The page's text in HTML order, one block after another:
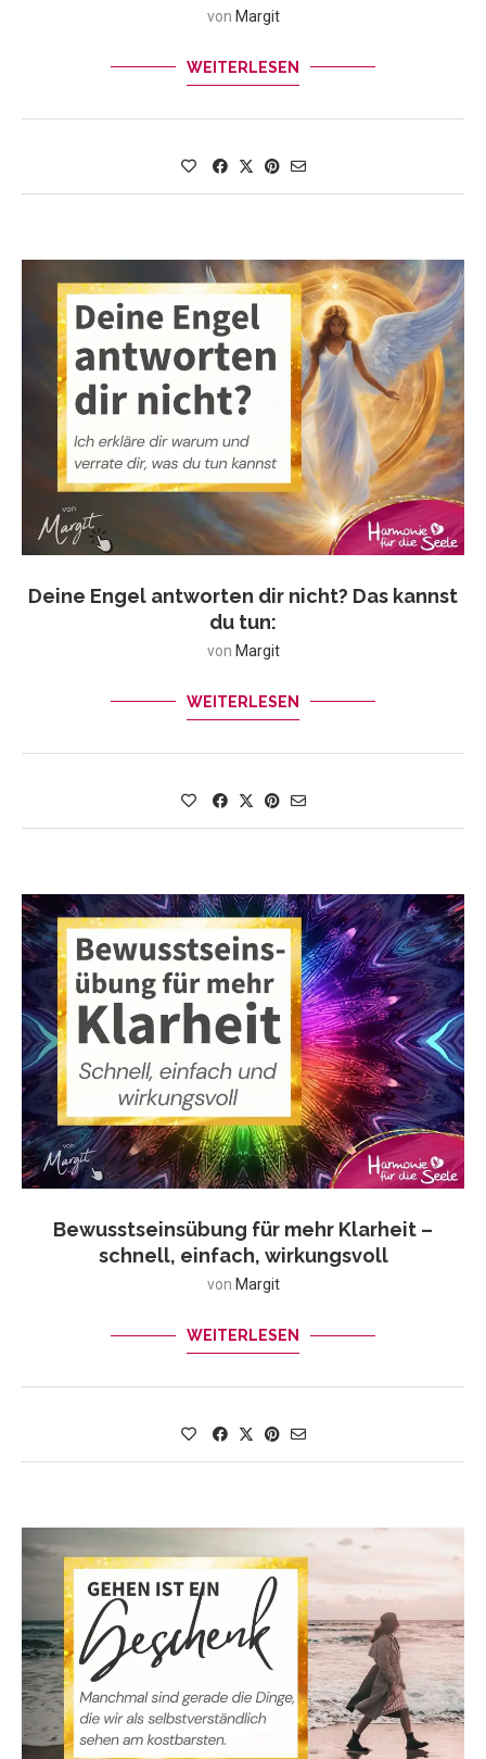
von Margit
WEITERLESEN
Deine Engel antworten dir nicht? Das kannst
du tun:
von Margit
WEITERLESEN
Bewusstseinsübung für mehr Klarheit –
schnell, einfach, wirkungsvoll
von Margit
WEITERLESEN